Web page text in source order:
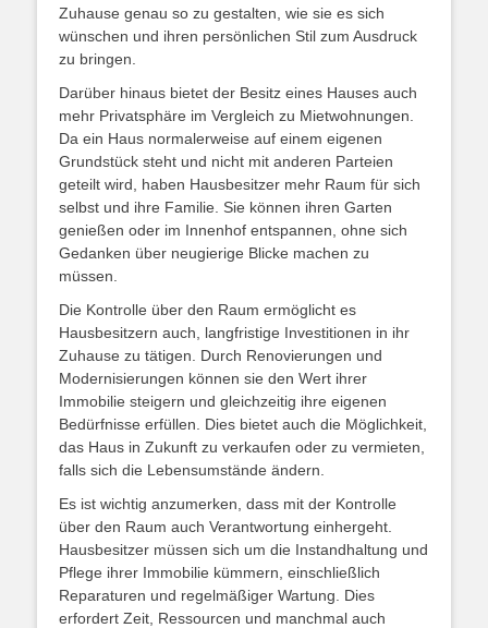
Zuhause genau so zu gestalten, wie sie es sich
wünschen und ihren persönlichen Stil zum Ausdruck
zu bringen.
Darüber hinaus bietet der Besitz eines Hauses auch
mehr Privatsphäre im Vergleich zu Mietwohnungen.
Da ein Haus normalerweise auf einem eigenen
Grundstück steht und nicht mit anderen Parteien
geteilt wird, haben Hausbesitzer mehr Raum für sich
selbst und ihre Familie. Sie können ihren Garten
genießen oder im Innenhof entspannen, ohne sich
Gedanken über neugierige Blicke machen zu
müssen.
Die Kontrolle über den Raum ermöglicht es
Hausbesitzern auch, langfristige Investitionen in ihr
Zuhause zu tätigen. Durch Renovierungen und
Modernisierungen können sie den Wert ihrer
Immobilie steigern und gleichzeitig ihre eigenen
Bedürfnisse erfüllen. Dies bietet auch die Möglichkeit,
das Haus in Zukunft zu verkaufen oder zu vermieten,
falls sich die Lebensumstände ändern.
Es ist wichtig anzumerken, dass mit der Kontrolle
über den Raum auch Verantwortung einhergeht.
Hausbesitzer müssen sich um die Instandhaltung und
Pflege ihrer Immobilie kümmern, einschließlich
Reparaturen und regelmäßiger Wartung. Dies
erfordert Zeit, Ressourcen und manchmal auch